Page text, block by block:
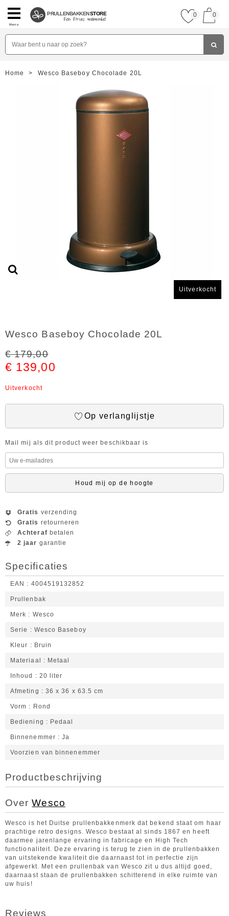
Menu
PRULLENBAKKENSTORE 0 0
Home > Wesco Baseboy Chocolade 20L
Uitverkocht
Wesco Baseboy Chocolade 20L
€ 179,00
€ 139,00
Uitverkocht
Op verlanglijstje
Mail mij als dit product weer beschikbaar is
Houd mij op de hoogte
Gratis verzending
Gratis retourneren
Achteraf betalen
2 jaar garantie
Specificaties
EAN 4004519132852
Prullenbak
Merk Wesco
Serie Wesco Baseboy
Kleur Bruin
Materiaal Metaal
Inhoud 20 liter
Afmeting 36 x 36 x 63.5 cm
Vorm Rond
Bediening Pedaal
Binnenemmer Ja
Voorzien van binnenemmer
Productbeschrijving
OverWesco
Wesco is het Duitse prullenbakkenmerk dat bekend staat om haar
prachtige retro designs. Wesco bestaat al sinds 1867 en heeft
daarmee jarenlange ervaring in fabricage en High Tech
functionaliteit. Deze ervaring is terug te zien in de prullenbakken
van uitstekende kwaliteit die daarnaast tot in perfectie zijn
afgewerkt. Met een prullenbak van Wesco zit u dus altijd goed,
daarnaast staan de prullenbakken schitterend in elke ruimte van
uw huis!
Reviews